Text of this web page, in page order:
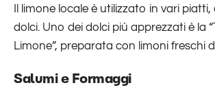
Il limone locale è utilizzato in vari
dolci. Uno dei dolci più apprezzati è la
Limone”, preparata con limoni freschi
Salumi e Formaggi